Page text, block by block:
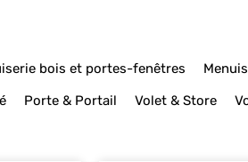
bois et portes-fenêtres
Porte & Portail Volet & Store